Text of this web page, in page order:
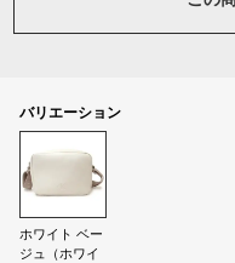
バリエーション
ホワイト ベー
ジュ（ホワイ